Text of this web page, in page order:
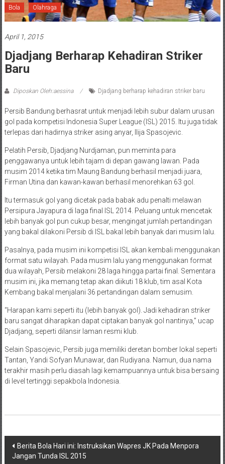
Bola Olahraga
April 1, 2015
Djadjang Berharap Kehadiran Striker
Baru
Diposkan Oleh:aessina Djadjang berharap kehadiran striker baru
Persib Bandung berhasrat untuk menjadi lebih subur dalam urusan
gol pada kompetisi Indonesia Super League (ISL) 2015. Itu juga tidak
terlepas dari hadirnya striker asing anyar, Ilija Spasojevic.
Pelatih Persib, Djadjang Nurdjaman, pun meminta para
penggawanya untuk lebih tajam di depan gawang lawan. Pada
musim 2014 ketika tim Maung Bandung berhasil menjadi juara,
Firman Utina dan kawan-kawan berhasil menorehkan 63 gol.
Itu termasuk gol yang dicetak pada babak adu penalti melawan
Persipura Jayapura di laga final ISL 2014. Peluang untuk mencetak
lebih banyak gol pun cukup besar, mengingat jumlah pertandingan
yang bakal dilakoni Persib di ISL bakal lebih banyak dari musim lalu.
Pasalnya, pada musim ini kompetisi ISL akan kembali menggunakan
format satu wilayah. Pada musim lalu yang menggunakan format
dua wilayah, Persib melakoni 28 laga hingga partai final. Sementara
musim ini, jika memang tetap akan diikuti 18 klub, tim asal Kota
Kembang bakal menjalani 36 pertandingan dalam semusim.
“Harapan kami seperti itu (lebih banyak gol). Jadi kehadiran striker
baru sangat diharapkan dapat ciptakan banyak gol nantinya,” ucap
Djadjang, seperti dilansir laman resmi klub.
Selain Spasojevic, Persib juga memiliki deretan bomber lokal seperti
Tantan, Yandi Sofyan Munawar, dan Rudiyana. Namun, dua nama
terakhir masih perlu diasah lagi kemampuannya untuk bisa bersaing
di level tertinggi sepakbola Indonesia.
Navigasi
Berita Bola Hari ini: Instruksikan Wapres JK Pada Menpora
Jangan Tunda ISL 2015